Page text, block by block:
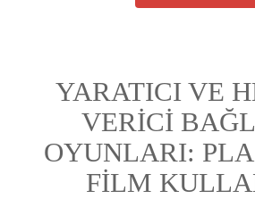
YARATICI VE
VERİCİ
OYUNLARI:
FİLM